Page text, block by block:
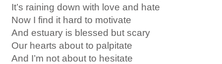
It’s raining down with love and hate
Now I find it hard to motivate
And estuary is blessed but scary
Our hearts about to palpitate
And I’m not about to hesitate